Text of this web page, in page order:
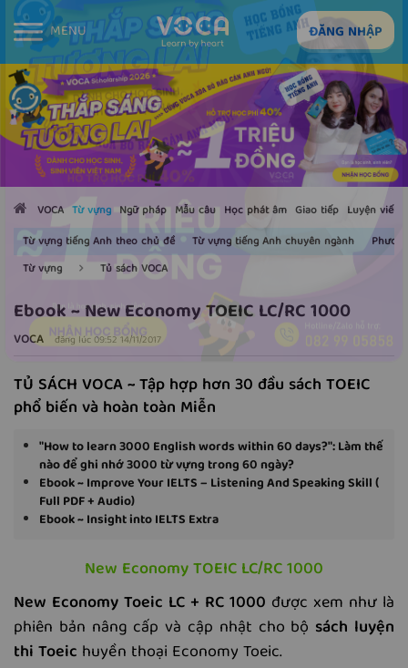
MENU ĐĂNG NHẬP
VOCA Từ vựng Ngữ pháp Mẫu câu Học phát âm Giao tiếp Luyện viết
Từ vựng tiếng Anh theo chủ đề
Từ vựng tiếng Anh chuyên ngành
Từ vựng
Tủ sách VOCA
Ebook ~ New Economy TOEIC LC/RC 1000
VOCA đăng lúc 09:52 14/11/2017
TỦ SÁCH VOCA ~ Tập hợp hơn 30 đầu sách TOEIC
phổ biến và hoàn toàn Miễn
"How to learn 3000 English words within 60 days?": Làm thế
nào để ghi nhớ 3000 từ vựng trong 60 ngày?
Ebook ~ Improve Your IELTS – Listening And Speaking Skill (
Full PDF + Audio)
Ebook ~ Insight into IELTS Extra
New Economy TOEIC LC/RC 1000
New Economy Toeic LC + RC 1000 được xem như là
phiên bản nâng cấp và cập nhật cho bộ sách luyện
thi Toeic huyền thoại Economy Toeic.